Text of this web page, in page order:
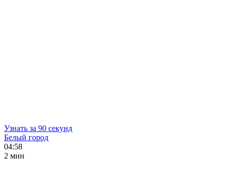
Узнать за 90 секунд
Белый город
04:58
2 мин